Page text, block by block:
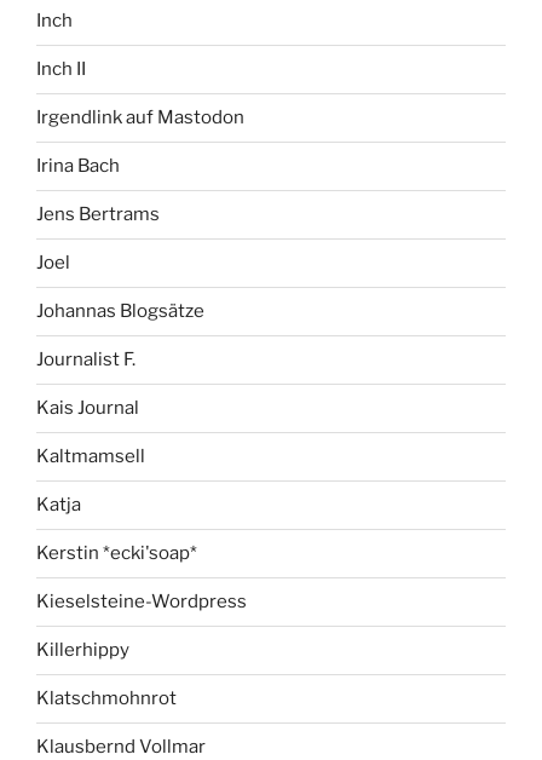
Inch
Inch II
Irgendlink auf Mastodon
Irina Bach
Jens Bertrams
Joel
Johannas Blogsätze
Journalist F.
Kais Journal
Kaltmamsell
Katja
Kerstin *ecki'soap*
Kieselsteine-Wordpress
Killerhippy
Klatschmohnrot
Klausbernd Vollmar